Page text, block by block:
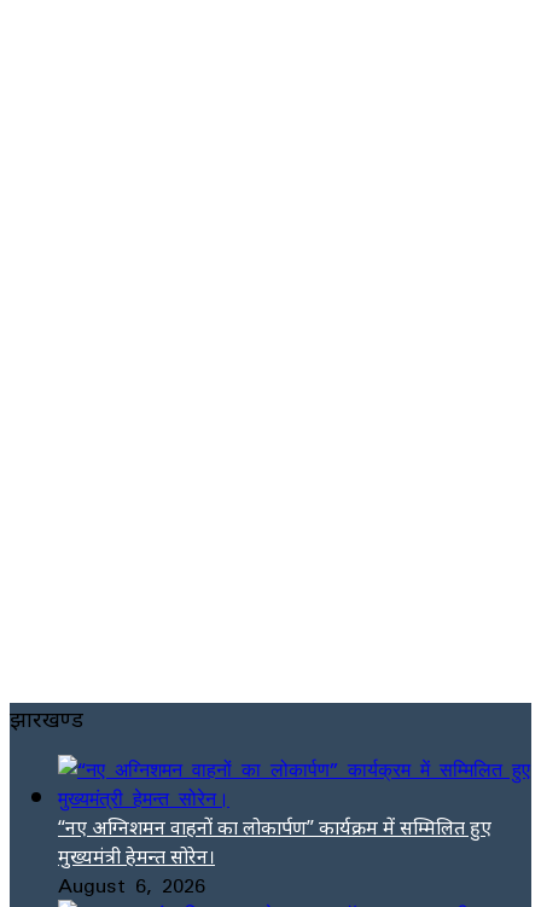
झारखण्ड
“नए अग्निशमन वाहनों का लोकार्पण” कार्यक्रम में सम्मिलित हुए
मुख्यमंत्री हेमन्त सोरेन।
August 6, 2026